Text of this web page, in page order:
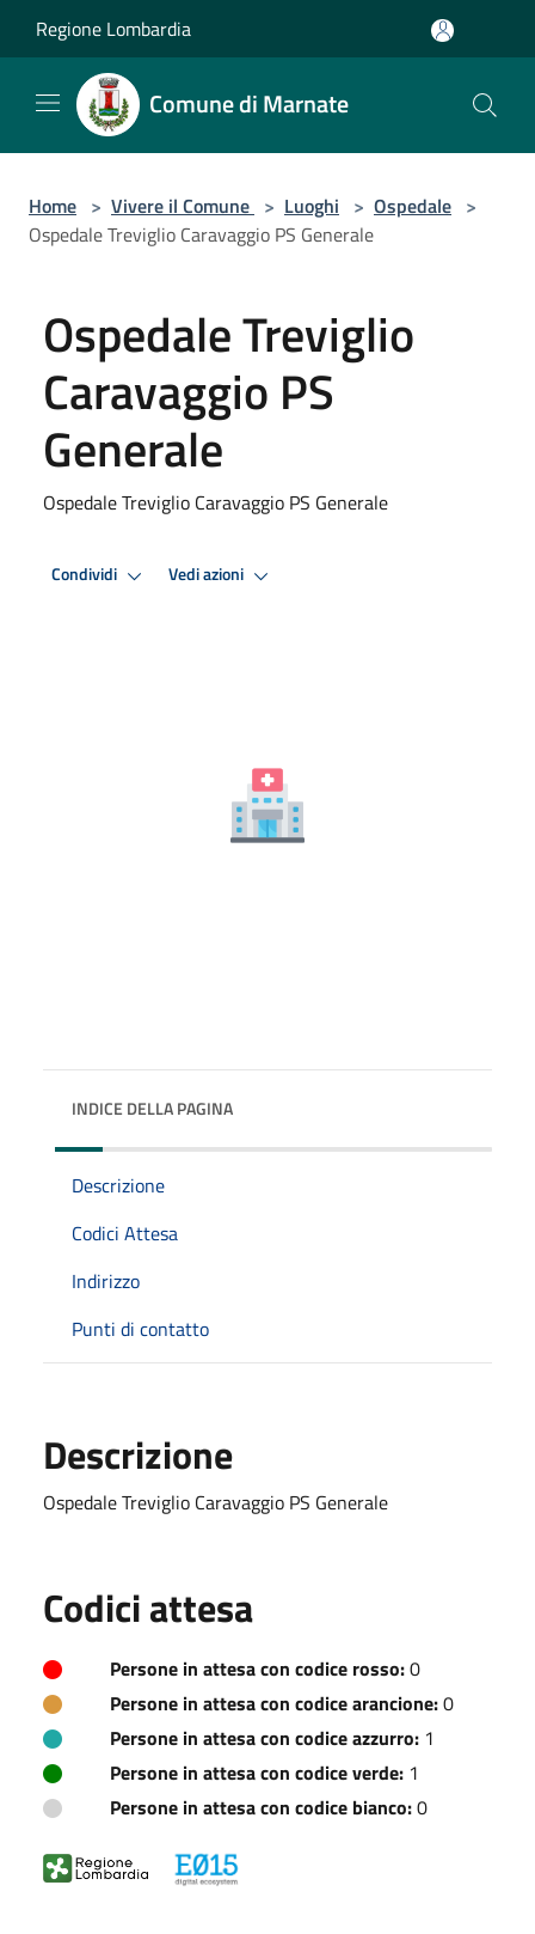
Regione Lombardia
Comune di Marnate
Home > Vivere il Comune > Luoghi > Ospedale >
Ospedale Treviglio Caravaggio PS Generale
Ospedale Treviglio
Caravaggio PS
Generale
Ospedale Treviglio Caravaggio PS Generale
Condividi Vedi azioni
INDICE DELLA PAGINA
Descrizione
Codici Attesa
Indirizzo
Punti di contatto
Descrizione
Ospedale Treviglio Caravaggio PS Generale
Codici attesa
Persone in attesa con codice rosso:0
Persone in attesa con codice arancione:0
Persone in attesa con codice azzurro: 1
Persone in attesa con codice verde: 1
Persone in attesa con codice bianco:0